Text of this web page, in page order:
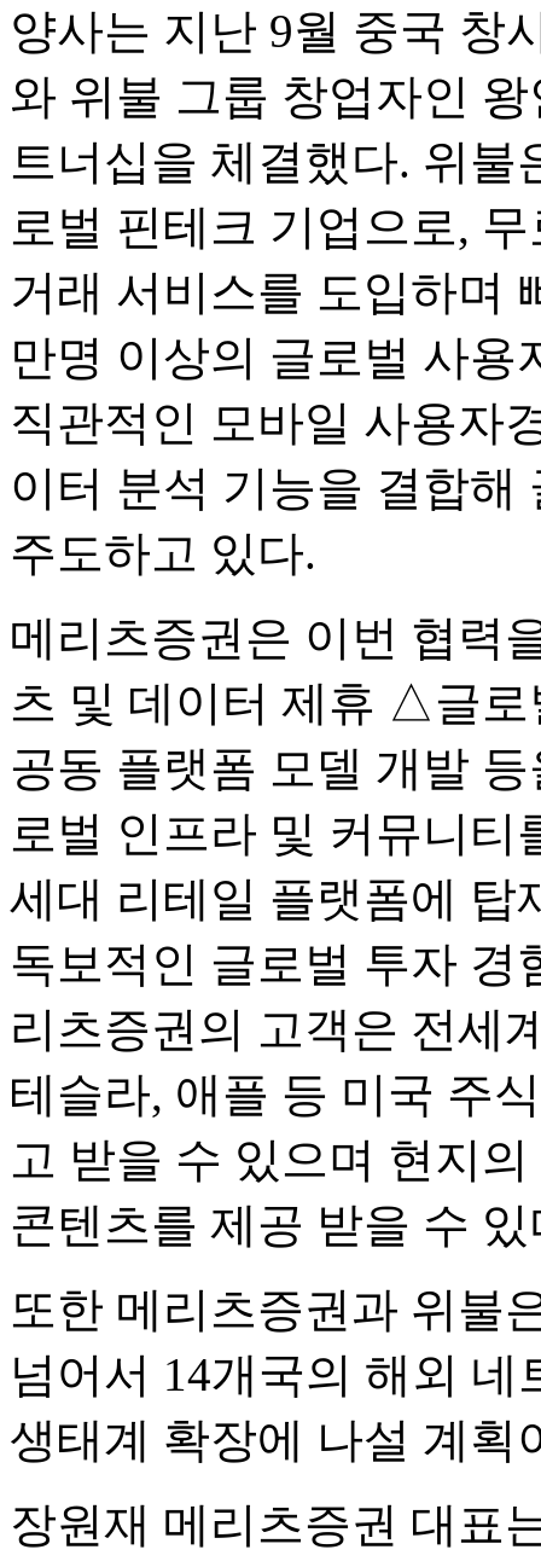
양사는 지난 9월 중국 창
와 위불 그룹 창업자인
트너십을 체결했다. 위불
로벌 핀테크 기업으로,
거래 서비스를 도입하며
만명 이상의 글로벌 사
직관적인 모바일 사용자
이터 분석 기능을 결합해
주도하고 있다.
메리츠증권은 이번 협력
츠 및 데이터 제휴 △글
공동 플랫폼 모델 개발
로벌 인프라 및 커뮤니티
세대 리테일 플랫폼에 탑
독보적인 글로벌 투자 경
리츠증권의 고객은 전세
테슬라, 애플 등 미국 주
고 받을 수 있으며 현지
콘텐츠를 제공 받을 수 있
또한 메리츠증권과 위불
넘어서 14개국의 해외
생태계 확장에 나설 계획
장원재 메리츠증권 대표